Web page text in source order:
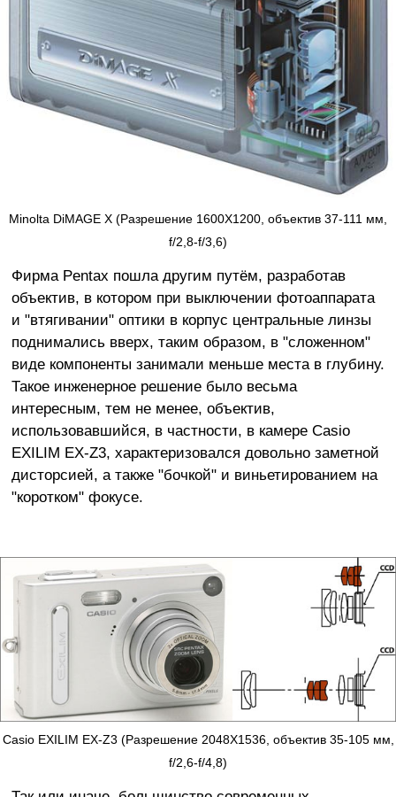
Minolta DiMAGE X (Разрешение 1600X1200, объектив 37-111 мм,
f/2,8-f/3,6)
Фирма Pentax пошла другим путём, разработав
объектив, в котором при выключении фотоаппарата
и "втягивании" оптики в корпус центральные линзы
поднимались вверх, таким образом, в "сложенном"
виде компоненты занимали меньше места в глубину.
Такое инженерное решение было весьма
интересным, тем не менее, объектив,
использовавшийся, в частности, в камере Casio
EXILIM EX-Z3, характеризовался довольно заметной
дисторсией, а также "бочкой" и виньетированием на
"коротком" фокусе.
Casio EXILIM EX-Z3 (Разрешение 2048X1536, объектив 35-105 мм,
f/2,6-f/4,8)